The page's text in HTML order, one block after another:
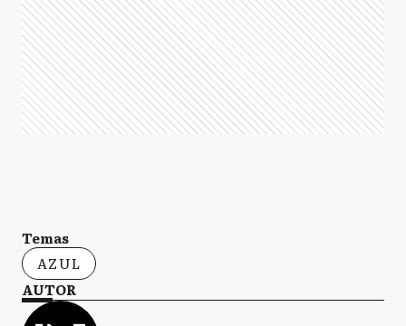
Temas
AZUL
AUTOR